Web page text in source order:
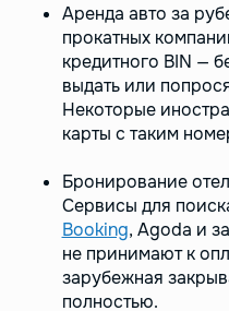
Аренда авто за
прокатных
кредитного BIN —
выдать или
Некоторые
карты с таким
Бронирование
Сервисы для
Booking, Agoda и
не принимают к
зарубежная
полностью.